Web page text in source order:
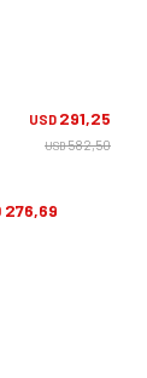
USD 291,25
USD582,50
276,69